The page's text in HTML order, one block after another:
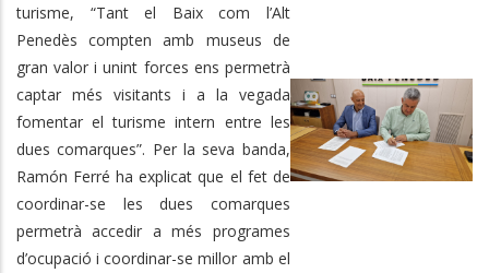
turisme, “Tant el Baix com l’Alt
Penedès compten amb museus de
gran valor i unint forces ens permetrà
captar més visitants i a la vegada
fomentar el turisme intern entre les
dues comarques”. Per la seva banda,
Ramón Ferré ha explicat que el fet de
coordinar-se les dues comarques
permetrà accedir a més programes
d’ocupació i coordinar-se millor amb el